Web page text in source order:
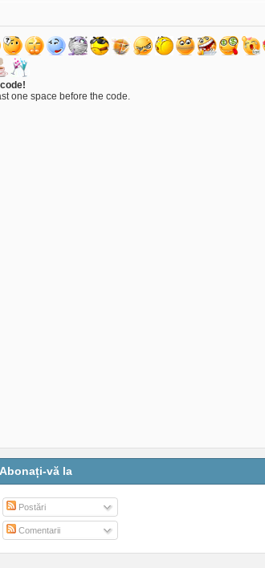
one space before the code.
Abonați-vă la
Postări
Comentarii